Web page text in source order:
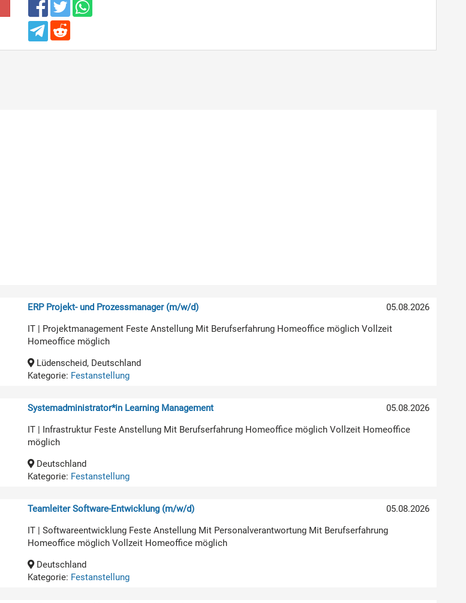
05.08.2026
ERP Projekt- und Prozessmanager (m/w/d)
IT | Projektmanagement Feste Anstellung Mit Berufserfahrung Homeoffice möglich Vollzeit
Homeoffice möglich
Lüdenscheid, Deutschland
Kategorie: Festanstellung
05.08.2026
Systemadministrator*in Learning Management
IT | Infrastruktur Feste Anstellung Mit Berufserfahrung Homeoffice möglich Vollzeit Homeoffice
möglich
Deutschland
Kategorie: Festanstellung
05.08.2026
Teamleiter Software-Entwicklung (m/w/d)
IT | Softwareentwicklung Feste Anstellung Mit Personalverantwortung Mit Berufserfahrung
Homeoffice möglich Vollzeit Homeoffice möglich
Deutschland
Kategorie: Festanstellung